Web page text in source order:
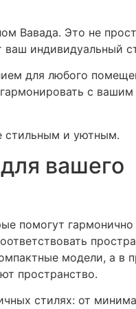
Вавада. Это не
ваш индивидуальный
для любого
с
стильным и уютным.
вашего
помогут гармонично
модели, а в
пространство.
стилях: от